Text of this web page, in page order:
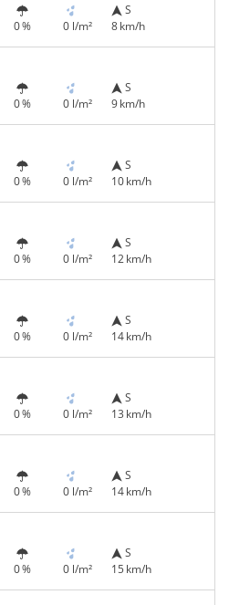
0 % 0 l/m²
S
8 km/h
0 % 0 l/m²
S
9 km/h
0 % 0 l/m²
S
10 km/h
0 % 0 l/m²
S
12 km/h
0 % 0 l/m²
S
14 km/h
0 % 0 l/m²
S
13 km/h
0 % 0 l/m²
S
14 km/h
0 % 0 l/m²
S
15 km/h